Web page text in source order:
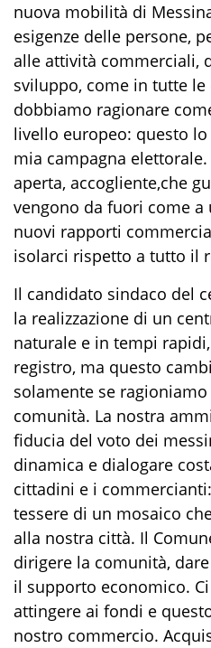
nuova mobilità di
esigenze delle persone,
alle attività commerciali,
sviluppo, come in tutte le
dobbiamo ragionare
livello europeo: questo
mia campagna elettorale.
aperta, accogliente,che
vengono da fuori come a
nuovi rapporti
isolarci rispetto a tutto il
Il candidato sindaco del
la realizzazione di un
naturale e in tempi rapidi,
registro, ma questo
solamente se
comunità. La nostra
fiducia del voto dei
dinamica e dialogare
cittadini e i
tessere di un mosaico
alla nostra città. Il
dirigere la comunità, dare
il supporto economico. Ci
attingere ai fondi e
nostro commercio.